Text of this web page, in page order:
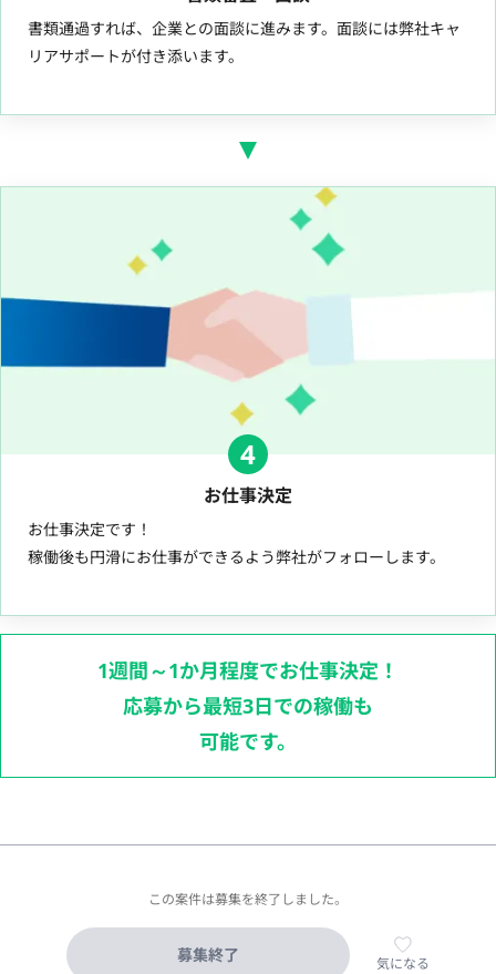
書類通過すれば、企業との面談に進みます。面談には弊社キャ
リアサポートが付き添います。
4
お仕事決定
お仕事決定です！
稼働後も円滑にお仕事ができるよう弊社がフォローします。
1週間～1か月程度でお仕事決定！
応募から最短3日での稼働も
可能です。
この案件は募集を終了しました。
募集終了 気になる